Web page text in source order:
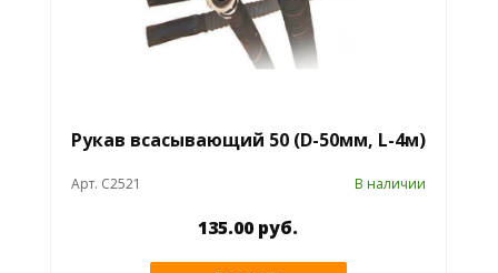
Рукав всасывающий 50 (D-50мм, L-4м)
Арт. C2521 В наличии
135.00 руб.